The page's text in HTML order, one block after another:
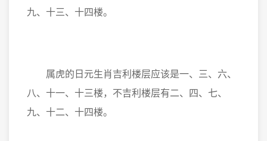
九、十三、十四楼。
属虎的日元生肖吉利楼层应该是一、三、六、
八、十一、十三楼，不吉利楼层有二、四、七、
九、十二、十四楼。